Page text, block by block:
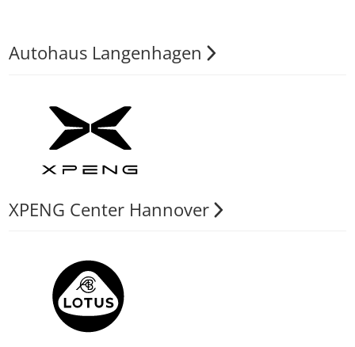
Autohaus Langenhagen
XPENG Center Hannover